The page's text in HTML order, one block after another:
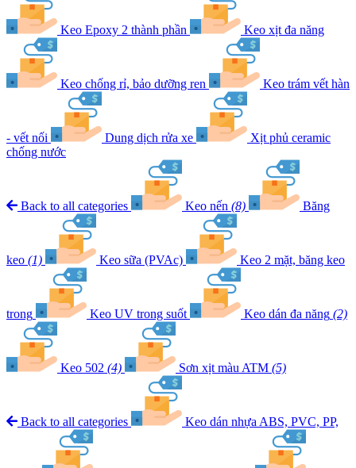
Keo Epoxy 2 thành phần Keo xịt đa năng
Keo chống rỉ, bảo dưỡng ren Keo trám vết hàn
- vết nối Dung dịch rửa xe
Xịt phủ ceramic
chống nước
Back to all categories Keo nến (8) Băng
keo (1) Keo sữa (PVAc) Keo 2 mặt, băng keo
trong Keo UV trong suốt Keo dán đa năng (2)
Keo 502 (4) Sơn xịt màu ATM (5)
Back to all categories Keo dán nhựa ABS, PVC, PP,